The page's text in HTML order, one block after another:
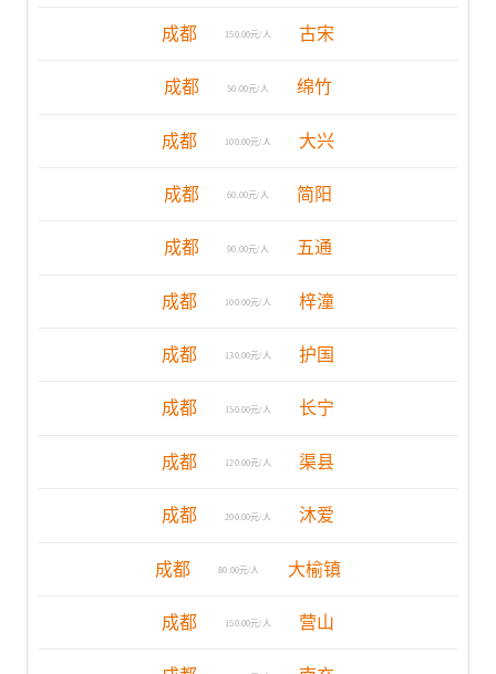
成都 150.00元/人 古宋
成都 50.00元/人 绵竹
成都 100.00元/人 大兴
成都 60.00元/人 简阳
成都 90.00元/人 五通
成都 100.00元/人 梓潼
成都 130.00元/人 护国
成都 150.00元/人 长宁
成都 120.00元/人 渠县
成都 200.00元/人 沐爱
成都 80.00元/人 大榆镇
成都 150.00元/人 营山